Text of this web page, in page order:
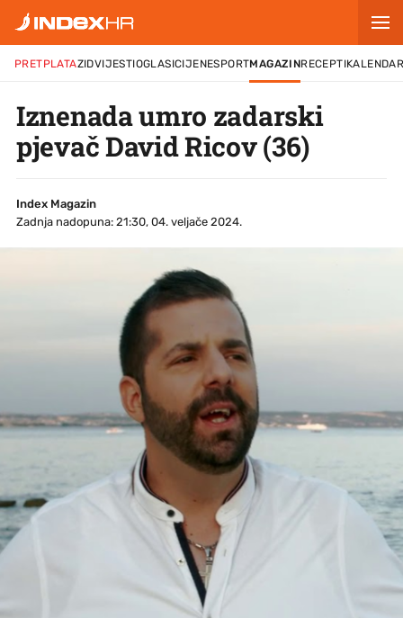
PRETPLATAZIDVIJESTIOGLASICIJENESPORTMAGAZINRECEPTI
Iznenada umro zadarski
pjevač David Ricov (36)
Index Magazin
Zadnja nadopuna: 21:30, 04. veljače 2024.